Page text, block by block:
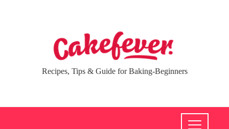
Recipes, Tips & Guide for Baking-Beginners